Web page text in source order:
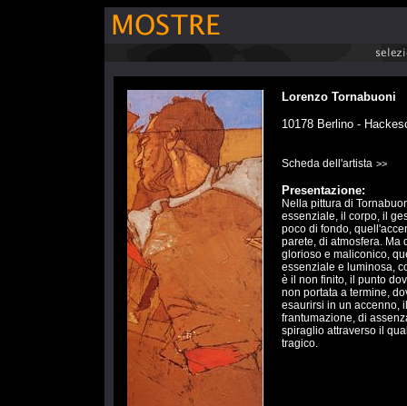
Lorenzo Tornabuoni
10178 Berlino -
Scheda dell'artista >>
Presentazione:
Nella pittura di
essenziale, il corpo, il
poco di fondo,
parete, di atmosfera. Ma
glorioso e maliconico,
essenziale e luminosa,
è il non finito, il punto
non portata a termine,
esaurirsi in un accenno,
frantumazione, di
spiraglio attraverso il
tragico.